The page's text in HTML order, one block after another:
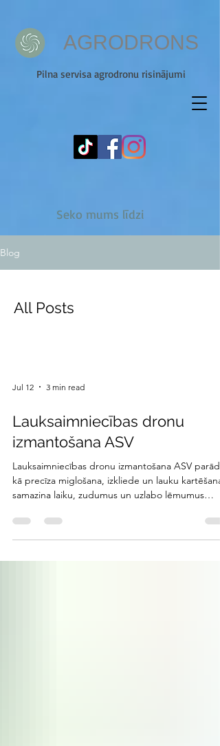
AGRODRОNS
Pilna servisa agrodronu risinājumi
Seko mums līdzi
Blog
All Posts
Jul 12 3 min read
Lauksaimniecības dronu
izmantošana ASV
Lauksaimniecības dronu izmantošana ASV
kā precīza miglošana, izkliede un lauku kartēšana
samazina laiku, zudumus un uzlabo lēmumus